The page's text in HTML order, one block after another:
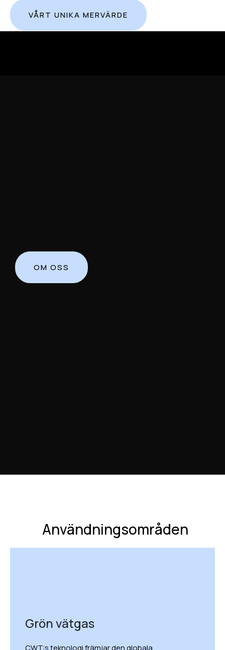
VÅRT UNIKA MERVÄRDE
OM OSS
Användningsområden
Grön vätgas
CWT:s teknologi främjar den globala